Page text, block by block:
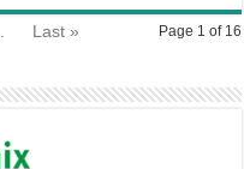
Page 1 of 16
Last »